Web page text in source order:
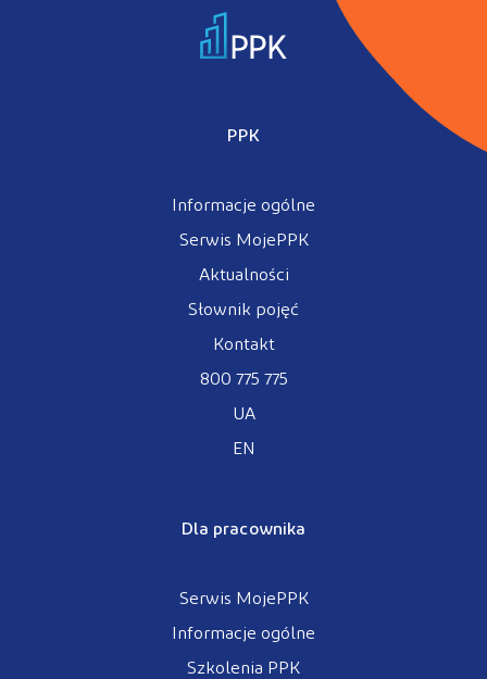
PPK
Informacje ogólne
Serwis MojePPK
Aktualności
Słownik pojęć
Kontakt
800 775 775
UA
EN
Dla pracownika
Serwis MojePPK
Informacje ogólne
Szkolenia PPK